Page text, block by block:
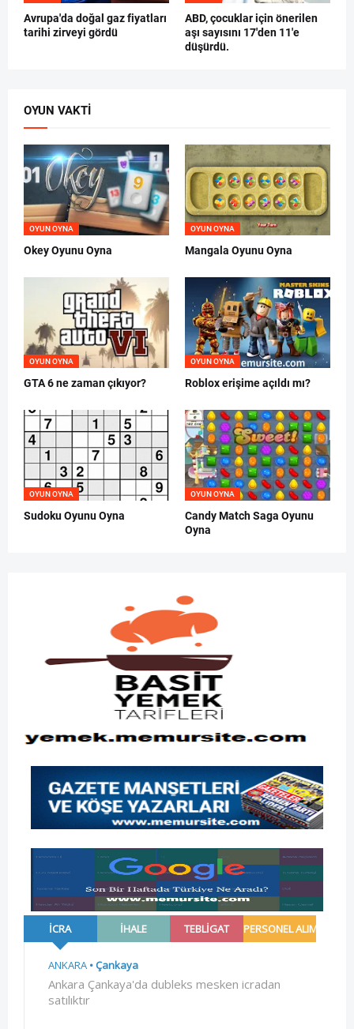
Avrupa'da doğal gaz fiyatları
tarihi zirveyi gördü
ABD, çocuklar için önerilen
aşı sayısını 17'den 11'e
düşürdü.
OYUN VAKTI
OYUN OYNA
Okey Oyunu Oyna
OYUN OYNA
Mangala Oyunu Oyna
OYUN OYNA
GTA 6 ne zaman çıkıyor?
OYUN OYNA
Roblox erişime açıldı mı?
OYUN OYNA
Sudoku Oyunu Oyna
OYUN OYNA
Candy Match Saga Oyunu
Oyna